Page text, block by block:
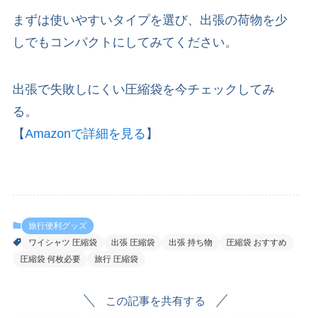
まずは使いやすいタイプを選び、出張の荷物を少
しでもコンパクトにしてみてください。
出張で失敗しにくい圧縮袋を今チェックしてみ
る。
【Amazonで詳細を見る 】
旅行便利グッズ
ワイシャツ 圧縮袋
出張 圧縮袋 出張 持ち物
圧縮袋 おすすめ
圧縮袋 何枚必要
旅行 圧縮袋
この記事を共有する